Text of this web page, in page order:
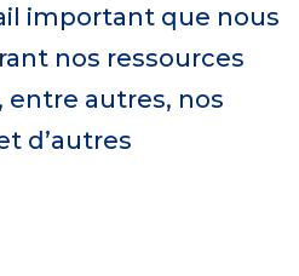
important que nous
nos ressources
autres, nos
d’autres